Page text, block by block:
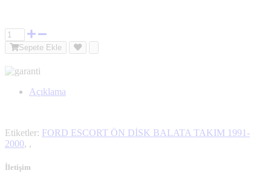
Sepete Ekle
Açıklama
Etiketler: FORD ESCORT ÖN DİSK BALATA TAKIM 1991-
2000, ,
İletişim